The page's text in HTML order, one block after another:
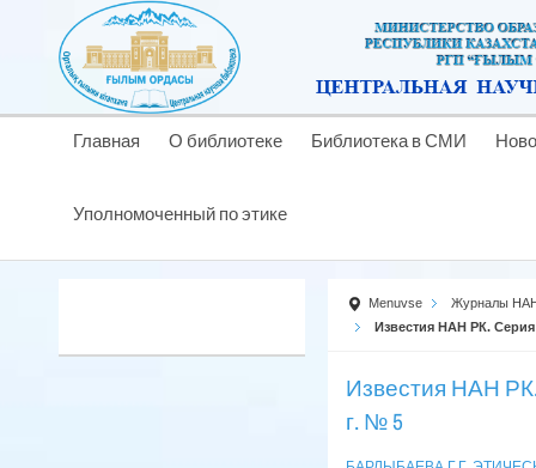
Главная О библиотеке Библиотека в СМИ
Уполномоченный по этике
Menuvse
Журналы
Известия НАН РК.
Известия НАН
г. № 5